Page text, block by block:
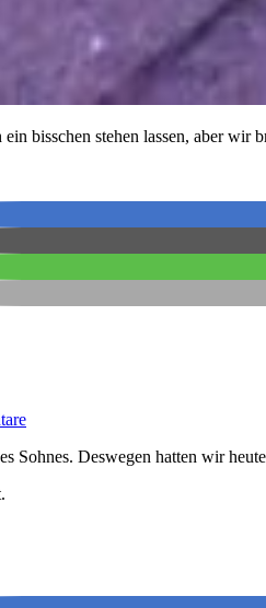
bisschen stehen lassen, aber wir
Sohnes. Deswegen hatten wir